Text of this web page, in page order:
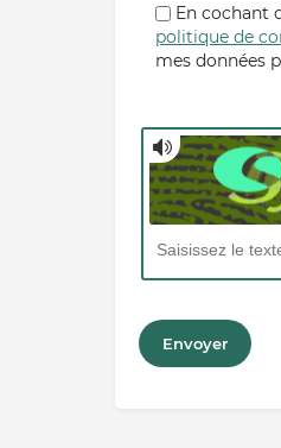
En cochant
politique de
mes données